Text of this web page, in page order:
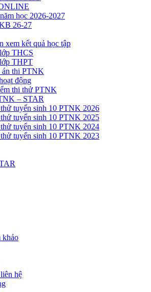
học 2026-2027
26-27
xem kết quả học tập
THCS
THPT
án thi PTNK
động
thi thử PTNK
– STAR
tuyển sinh 10 PTNK 2026
tuyển sinh 10 PTNK 2025
tuyển sinh 10 PTNK 2024
tuyển sinh 10 PTNK 2023
khảo
hệ